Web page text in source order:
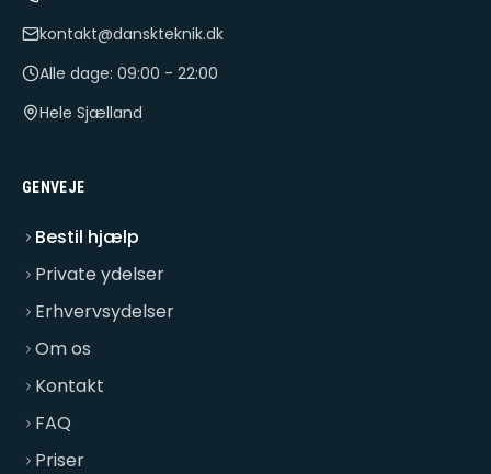
kontakt@danskteknik.dk
Alle dage: 09:00 - 22:00
Hele Sjælland
GENVEJE
Bestil hjælp
Private ydelser
Erhvervsydelser
Om os
Kontakt
FAQ
Priser